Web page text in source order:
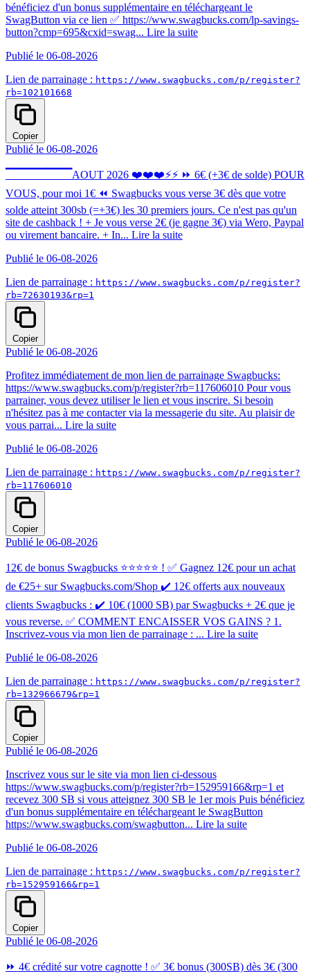
bénéficiez d'un bonus supplémentaire en téléchargeant le
SwagButton via ce lien ✅ https://www.swagbucks.com/lp-savings-
button?cmp=695&cxid=swag... Lire la suite
Publié le 06-08-2026
Lien de parrainage : https://www.swagbucks.com/p/register?
rb=102101668
Copier
Publié le 06-08-2026
▔▔▔▔▔▔▔▔AOUT 2026 ❤️❤️❤️⚡⚡ ⏩ 6€ (+3€ de solde) POUR
VOUS, pour moi 1€ ⏪ Swagbucks vous verse 3€ dès que votre
solde atteint 300sb (=+3€) les 30 premiers jours. Ce n'est pas qu'un
site de cashback ! + Je vous verse 2€ (je gagne 3€) via Wero, Paypal
ou virement bancaire. + In... Lire la suite
Publié le 06-08-2026
Lien de parrainage : https://www.swagbucks.com/p/register?
rb=72630193&rp=1
Copier
Publié le 06-08-2026
Profitez immédiatement de mon lien de parrainage Swagbucks:
https://www.swagbucks.com/p/register?rb=117606010 Pour vous
parrainer, vous devez utiliser le lien et vous inscrire. Si besoin
n'hésitez pas à me contacter via la messagerie du site. Au plaisir de
vous parrai... Lire la suite
Publié le 06-08-2026
Lien de parrainage : https://www.swagbucks.com/p/register?
rb=117606010
Copier
Publié le 06-08-2026
12€ de bonus Swagbucks ⭐⭐⭐⭐⭐ ! ✅ Gagnez 12€ pour un achat
de €25+ sur Swagbucks.com/Shop ✔️ 12€ offerts aux nouveaux
clients Swagbucks : ✔️ 10€ (1000 SB) par Swagbucks + 2€ que je
vous reverse. ✅ COMMENT ENCAISSER VOS GAINS ? 1.
Inscrivez-vous via mon lien de parrainage : ... Lire la suite
Publié le 06-08-2026
Lien de parrainage : https://www.swagbucks.com/p/register?
rb=132966679&rp=1
Copier
Publié le 06-08-2026
Inscrivez vous sur le site via mon lien ci-dessous
https://www.swagbucks.com/p/register?rb=152959166&rp=1 et
recevez 300 SB si vous atteignez 300 SB le 1er mois Puis bénéficiez
d'un bonus supplémentaire en téléchargeant le SwagButton
https://www.swagbucks.com/swagbutton... Lire la suite
Publié le 06-08-2026
Lien de parrainage : https://www.swagbucks.com/p/register?
rb=152959166&rp=1
Copier
Publié le 06-08-2026
⏩ 4€ crédité sur votre cagnotte ! ✅ 3€ bonus (300SB) dès 3€ (300